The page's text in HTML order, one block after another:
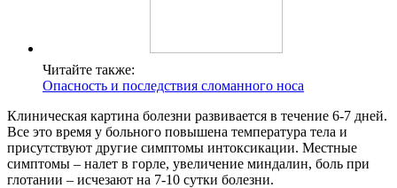
Читайте также:
Опасность и последствия сломанного носа
Клиническая картина болезни развивается в течение 6-7 дней.
Все это время у больного повышена температура тела и
присутствуют другие симптомы интоксикации. Местные
симптомы – налет в горле, увеличение миндалин, боль при
глотании – исчезают на 7-10 сутки болезни.